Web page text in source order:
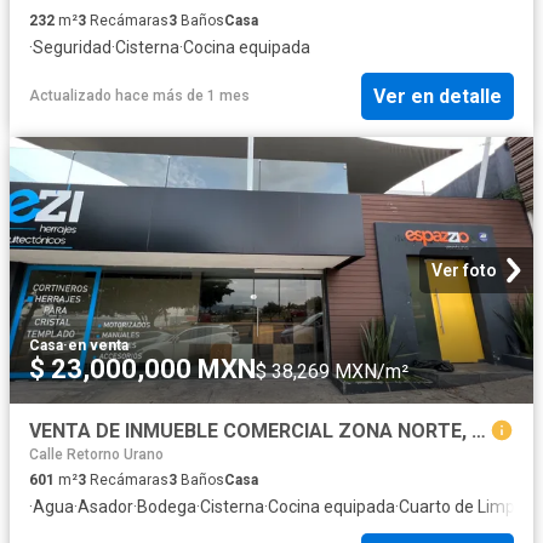
232 m²3 Recámaras3 BañosCasa
·Seguridad·Cisterna·Cocina equipada
Actualizado hace más de 1 mes Ver en detalle
Ver foto
Casa·en venta
$ 23,000,000 MXN$ 38,269 MXN/m²
VENTA DE INMUEBLE COMERCIAL ZONA NORTE, CERCA A COSTCO, LEÓN, GTO.
Calle Retorno Urano
601 m²3 Recámaras3 BañosCasa
·Agua·Asador·Bodega·Cisterna·Cocina equipada·Cuarto de